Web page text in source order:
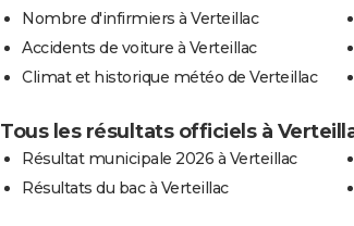
Nombre d'infirmiers à Verteillac
Accidents de voiture à Verteillac
Climat et historique météo de Verteillac
Tous les résultats officiels à
Résultat municipale 2026 à Verteillac
Résultats du bac à Verteillac